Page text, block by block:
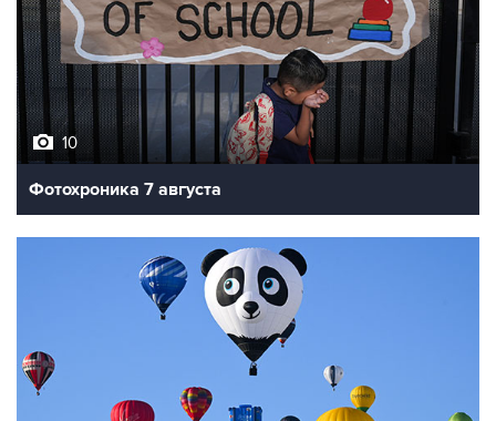
10
Фотохроника 7 августа